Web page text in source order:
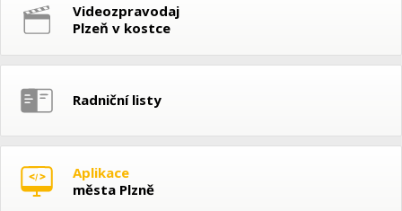
Videozpravodaj
Plzeň v kostce
Radniční listy
Aplikace
města Plzně